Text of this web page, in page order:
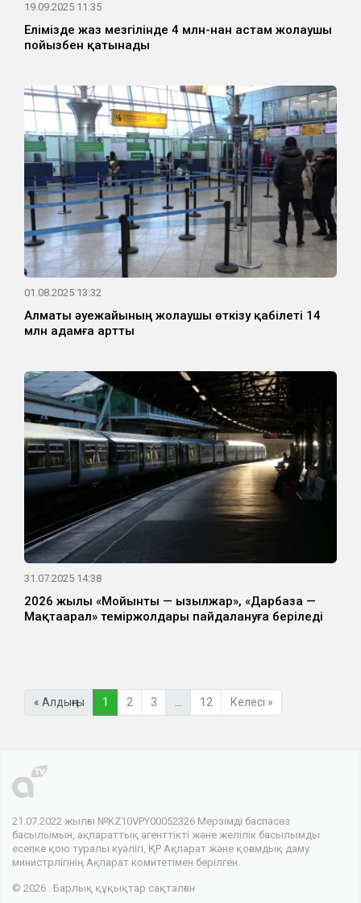
19.09.2025 11:35
Елімізде жаз мезгілінде 4 млн-нан астам жолаушы
пойызбен қатынады
01.08.2025 13:32
Алматы әуежайының жолаушы өткізу қабілеті 14
млн адамға артты
31.07.2025 14:38
2026 жылы «Мойынты — Қызылжар», «Дарбаза —
Мақтаарал» теміржолдары пайдалануға беріледі
« Алдыңғы 1 2 3 12 Келесі »
21.07.2022 жылғы №KZ10VPY00052326 Мерзімді баспасөз
басылымын, ақпараттық агенттікті және желілік басылымды
есепке қою туралы куәлігі, ҚР Ақпарат және қоғамдық даму
министрлігінің Ақпарат комитетімен берілген.
© 2026 . Барлық құқықтар сақталған